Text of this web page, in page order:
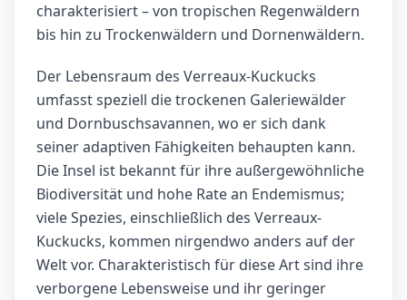
charakterisiert – von tropischen Regenwäldern
bis hin zu Trockenwäldern und Dornenwäldern.
Der Lebensraum des Verreaux-Kuckucks
umfasst speziell die trockenen Galeriewälder
und Dornbuschsavannen, wo er sich dank
seiner adaptiven Fähigkeiten behaupten kann.
Die Insel ist bekannt für ihre außergewöhnliche
Biodiversität und hohe Rate an Endemismus;
viele Spezies, einschließlich des Verreaux-
Kuckucks, kommen nirgendwo anders auf der
Welt vor. Charakteristisch für diese Art sind ihre
verborgene Lebensweise und ihr geringer